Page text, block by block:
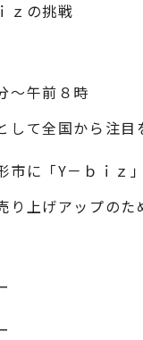
ｚの挑戦
～午前８時
して全国から注
に「Y－ｂｉｚ
上げアップのた